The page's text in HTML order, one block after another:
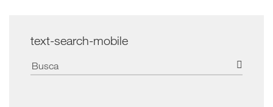
text-search-mobile